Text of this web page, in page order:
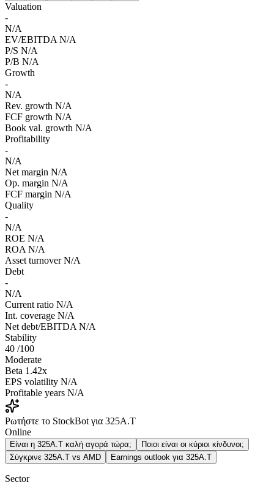
Valuation
-
N/A
EV/EBITDA N/A
P/S N/A
P/B N/A
Growth
-
N/A
Rev. growth N/A
FCF growth N/A
Book val. growth N/A
Profitability
-
N/A
Net margin N/A
Op. margin N/A
FCF margin N/A
Quality
-
N/A
ROE N/A
ROA N/A
Asset turnover N/A
Debt
-
N/A
Current ratio N/A
Int. coverage N/A
Net debt/EBITDA N/A
Stability
40 /100
Moderate
Beta 1.42x
EPS volatility N/A
Profitable years N/A
Ρωτήστε το StockBot για 325A.T
Online
Είναι η 325A.T καλή αγορά τώρα;
Ποιοι είναι οι κύριοι κίνδυνοι;
Σύγκρινε 325A.T vs AMD
Earnings outlook για 325A.T
Sector